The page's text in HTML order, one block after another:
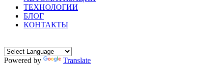
ТЕХНОЛОГИИ
БЛОГ
КОНТАКТЫ
Powered by Translate